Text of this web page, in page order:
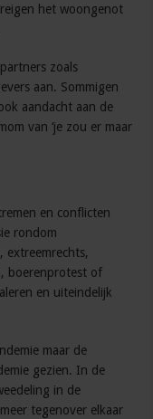
het woongenot
zoals
aan. Sommigen
aandacht aan de
van ‘je zou er maar
en conflicten
rondom
extreemrechts,
boerenprotest of
en uiteindelijk
maar de
gezien. In de
in de
tegenover elkaar